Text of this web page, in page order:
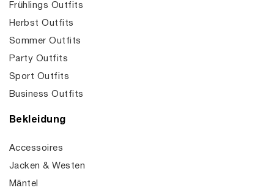
Frühlings Outfits
Herbst Outfits
Sommer Outfits
Party Outfits
Sport Outfits
Business Outfits
Bekleidung
Accessoires
Jacken & Westen
Mäntel